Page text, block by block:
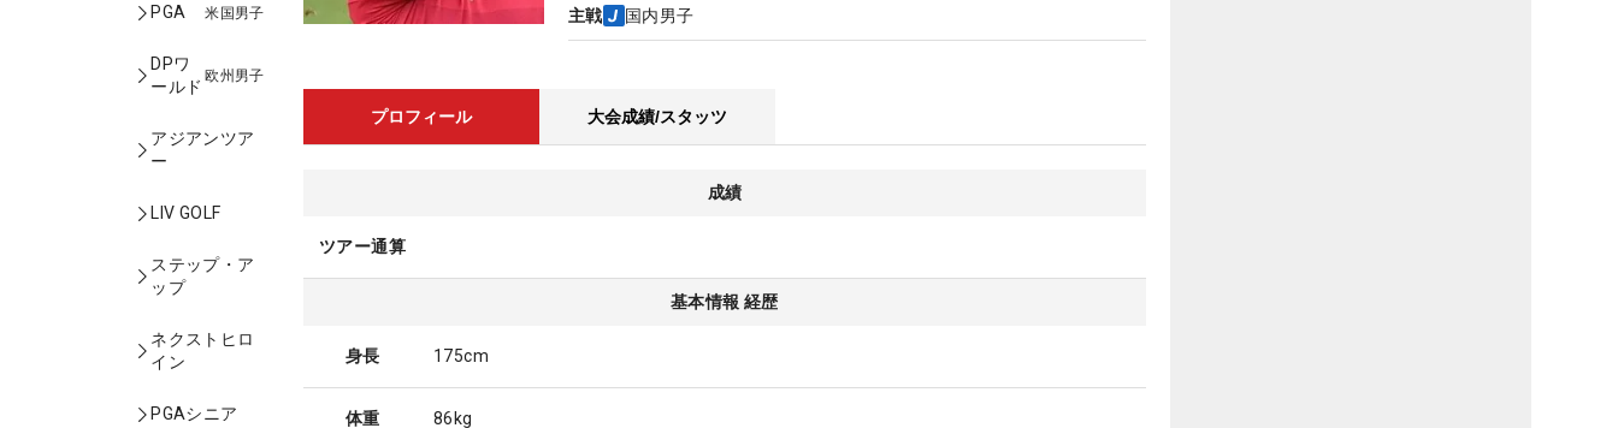
PGA 米国男子
DPワ
ールド
欧州男子
アジアンツア
ー
LIV GOLF
ステップ・ア
ップ
ネクストヒロ
イン
PGAシニア
主戦 国内男子
プロフィール 大会成績/スタッツ
成績
ツアー通算
基本情報 経歴
身長 175cm
体重 86kg